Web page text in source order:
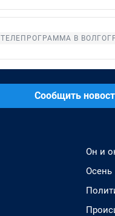
ТЕЛЕПРОГРАММА В
Сообщить
Он и
Осень